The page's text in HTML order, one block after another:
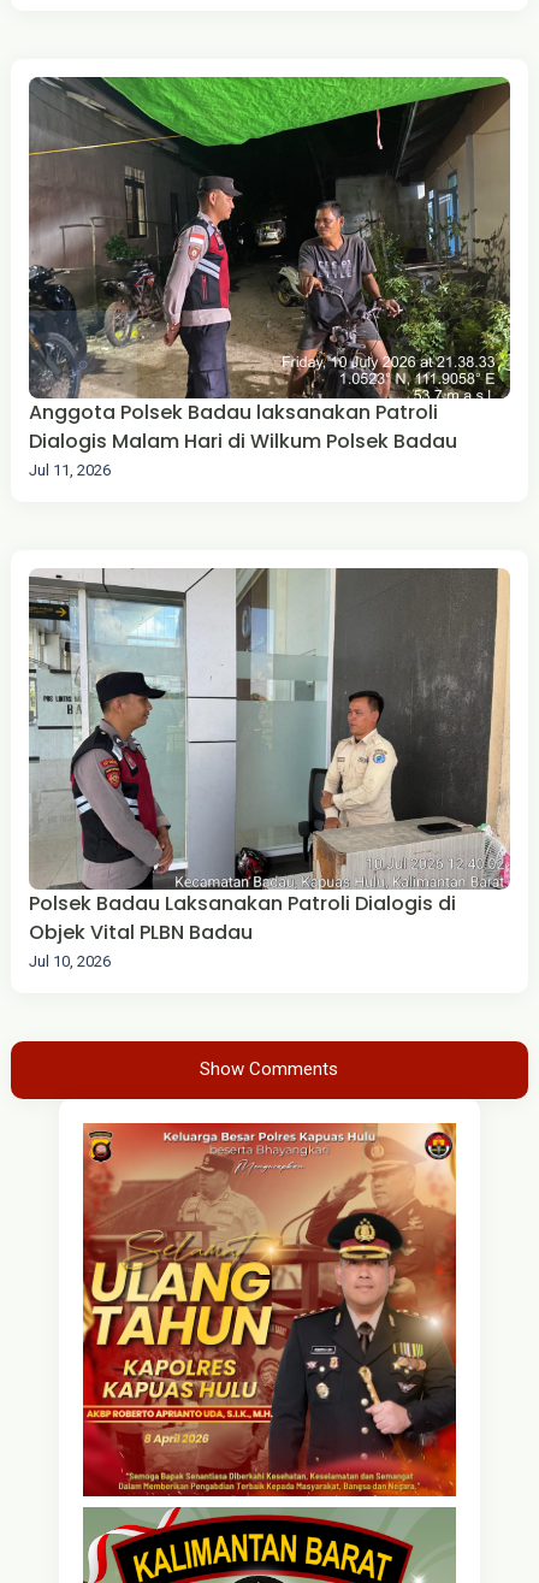
Anggota Polsek Badau laksanakan Patroli
Dialogis Malam Hari di Wilkum Polsek Badau
Jul 11, 2026
Polsek Badau Laksanakan Patroli Dialogis di
Objek Vital PLBN Badau
Jul 10, 2026
Show Comments